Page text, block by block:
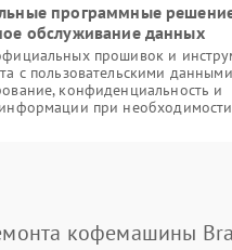
программные
обслуживание данных
прошивок и
с пользовательскими
конфиденциальность и
при необходимости
кофемашины